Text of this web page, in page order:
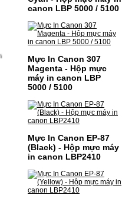
canon LBP 5000 / 5100
Mực In Canon 307
Magenta - Hộp mực
máy in canon LBP
5000 / 5100
Mực In Canon EP-87
(Black) - Hộp mực máy
in canon LBP2410